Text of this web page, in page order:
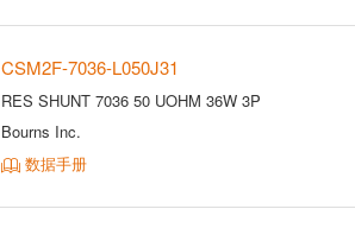
CSM2F-7036-L050J31
RES SHUNT 7036 50 UOHM 36W 3P
Bourns Inc.
数据手册